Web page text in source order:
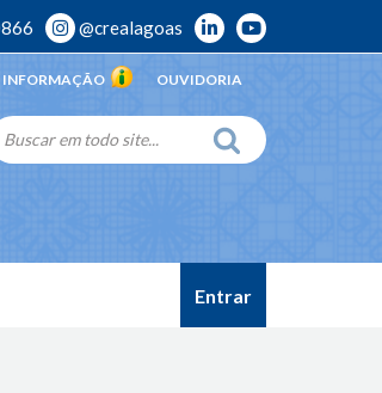
@crealagoas
OUVIDORIA
INFORMAÇÃO
Entrar